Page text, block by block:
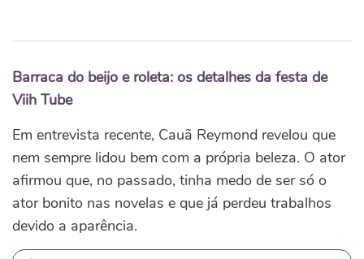
Barraca do beijo e roleta: os detalhes da festa de
Viih Tube
Em entrevista recente, Cauã Reymond revelou que
nem sempre lidou bem com a própria beleza. O ator
afirmou que, no passado, tinha medo de ser só o
ator bonito nas novelas e que já perdeu trabalhos
devido a aparência.